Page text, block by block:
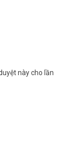
này cho lần